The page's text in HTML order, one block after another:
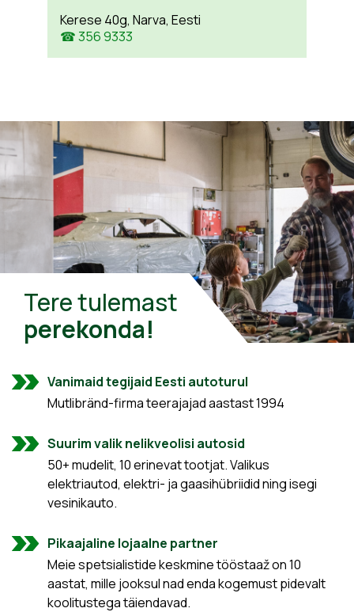
Kerese 40g, Narva, Eesti
☎ 356 9333
Tere tulemast
perekonda!
Vanimaid tegijaid Eesti autoturul
Mutlibränd-firma teerajajad aastast 1994
Suurim valik nelikveolisi autosid
50+ mudelit, 10 erinevat tootjat. Valikus
elektriautod, elektri- ja gaasihübriidid ning isegi
vesinikauto.
Pikaajaline lojaalne partner
Meie spetsialistide keskmine tööstaaž on 10
aastat, mille jooksul nad enda kogemust pidevalt
koolitustega täiendavad.